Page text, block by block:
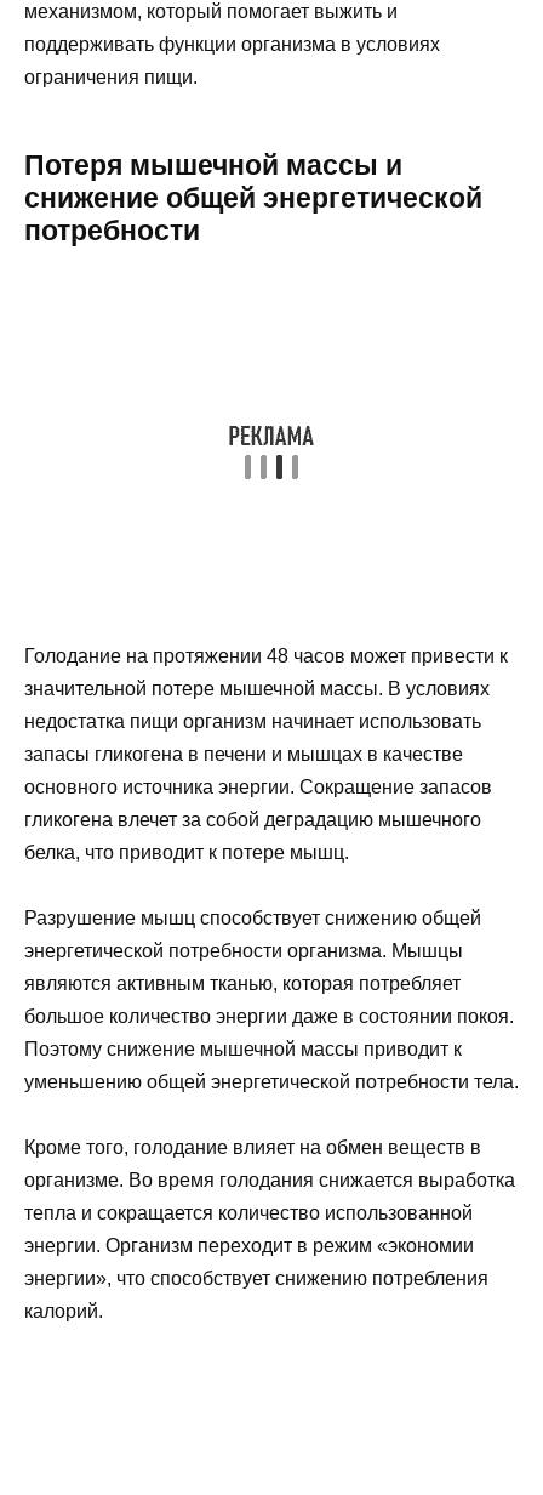
механизмом, который помогает выжить и
поддерживать функции организма в условиях
ограничения пищи.
Потеря мышечной массы и
снижение общей энергетической
потребности
Голодание на протяжении 48 часов может привести к
значительной потере мышечной массы. В условиях
недостатка пищи организм начинает использовать
запасы гликогена в печени и мышцах в качестве
основного источника энергии. Сокращение запасов
гликогена влечет за собой деградацию мышечного
белка, что приводит к потере мышц.
Разрушение мышц способствует снижению общей
энергетической потребности организма. Мышцы
являются активным тканью, которая потребляет
большое количество энергии даже в состоянии покоя.
Поэтому снижение мышечной массы приводит к
уменьшению общей энергетической потребности тела.
Кроме того, голодание влияет на обмен веществ в
организме. Во время голодания снижается выработка
тепла и сокращается количество использованной
энергии. Организм переходит в режим «экономии
энергии», что способствует снижению потребления
калорий.